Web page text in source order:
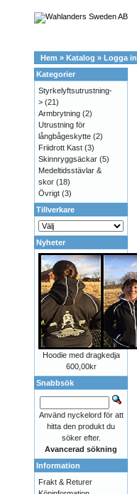
Hem »Katalog »Logga in
Kategorier
Styrkelyftsutrustning-
> (21)
Armbrytning (2)
Utrustning för
långbågeskytte (2)
Friidrott Kast (3)
Skinnryggsäckar (5)
Medeltidsstävlar &
skor (18)
Övrigt (3)
Tillverkare
Nyheter
Hoodie med dragkedja
600,00kr
Snabbsök
Använd nyckelord för att
hitta den produkt du
söker efter.
Avancerad sökning
Information
Frakt & Returer